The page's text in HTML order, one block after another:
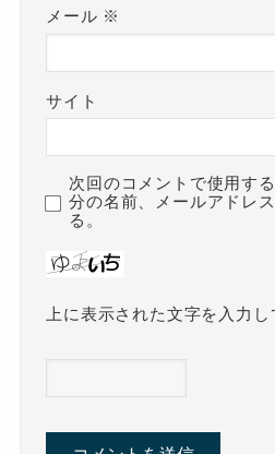
メール ※
サイト
次回のコメントで使用す
分の名前、メールアドレ
る。
上に表示された文字を入力し